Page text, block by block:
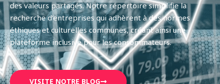
des valeurs partagés. Notre répertoire simplifie la
recherche d’entreprises qui adhèrent à des normes
éthiques et culturelles communes, créant ainsi une
plateforme inclusive pour les consommateurs.
VISITE NOTRE BLOG